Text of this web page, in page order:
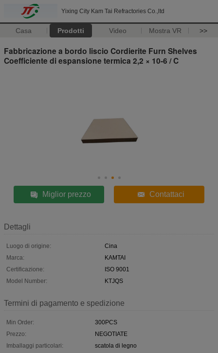
Yixing City Kam Tai Refractories Co.,ltd
Casa Prodotti Video Mostra VR >>
Fabbricazione a bordo liscio Cordierite Furn Shelves
Coefficiente di espansione termica 2,2 × 10-6 / C
Miglior prezzo Contattaci
Dettagli
Luogo di origine:
Cina
Marca:
KAMTAI
Certificazione:
ISO 9001
Model Number:
KTJQS
Termini di pagamento e spedizione
Min Order:
300PCS
Prezzo:
NEGOTIATE
Imballaggi particolari:
scatola di legno